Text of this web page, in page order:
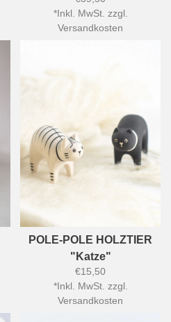
*Inkl. MwSt. zzgl.
Versandkosten
POLE-POLE HOLZTIER
"Katze"
€15,50
*Inkl. MwSt. zzgl.
Versandkosten